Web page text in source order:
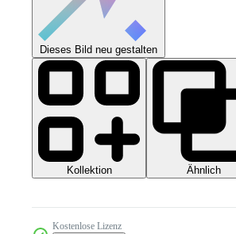
Dieses Bild neu gestalten
Kollektion Ähnlich
Kostenlose Lizenz